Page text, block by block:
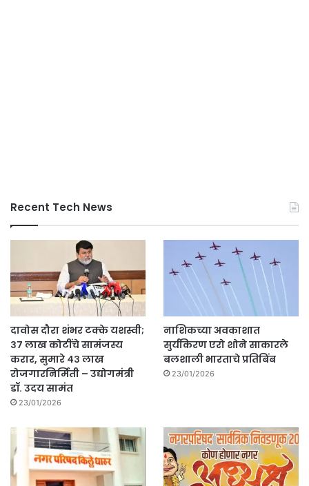
Recent Tech News
दावोस दौरा शंभर टक्के यशस्वी;
३७ लाख कोटींचे सामंजस्य
करार, सुमारे ४३ लाख
रोजगारनिर्मिती – उद्योगमंत्री
डॉ. उदय सामंत
23/01/2026
नाशिकच्या अवकाशात
सुर्यकिरण एरो शोने साकारले
बलशाली भारताचे प्रतिबिंब
23/01/2026